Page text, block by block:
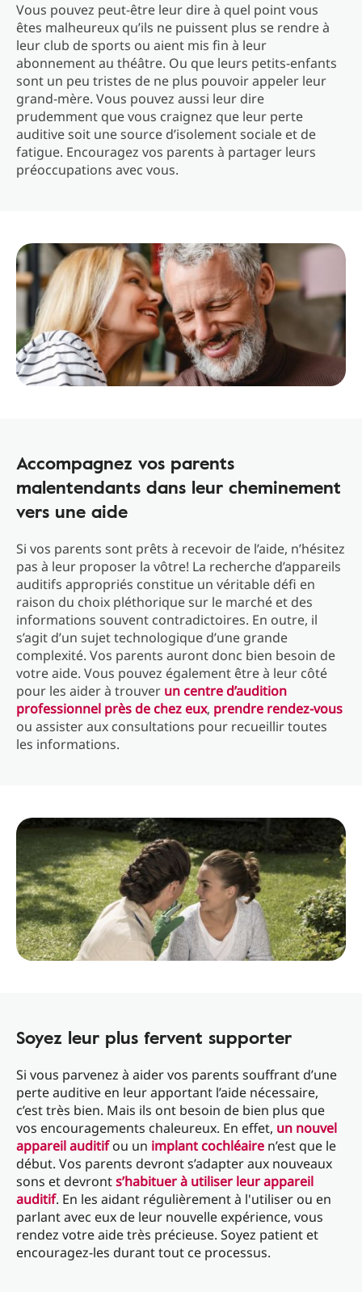
Vous pouvez peut-être leur dire à quel point vous
êtes malheureux qu’ils ne puissent plus se rendre à
leur club de sports ou aient mis fin à leur
abonnement au théâtre. Ou que leurs petits-enfants
sont un peu tristes de ne plus pouvoir appeler leur
grand-mère. Vous pouvez aussi leur dire
prudemment que vous craignez que leur perte
auditive soit une source d’isolement sociale et de
fatigue. Encouragez vos parents à partager leurs
préoccupations avec vous.
Accompagnez vos parents
malentendants dans leur cheminement
vers une aide
Si vos parents sont prêts à recevoir de l’aide, n’hésitez
pas à leur proposer la vôtre! La recherche d’appareils
auditifs appropriés constitue un véritable défi en
raison du choix pléthorique sur le marché et des
informations souvent contradictoires. En outre, il
s’agit d’un sujet technologique d’une grande
complexité. Vos parents auront donc bien besoin de
votre aide. Vous pouvez également être à leur côté
pour les aider à trouver un centre d’audition
professionnel près de chez eux, prendre rendez-vous
ou assister aux consultations pour recueillir toutes
les informations.
Soyez leur plus fervent supporter
Si vous parvenez à aider vos parents souffrant d’une
perte auditive en leur apportant l’aide nécessaire,
c’est très bien. Mais ils ont besoin de bien plus que
vos encouragements chaleureux. En effet, un nouvel
appareil auditifou un implant cochléaire n’est que le
début. Vos parents devront s’adapter aux nouveaux
sons et devronts’habituer à utiliser leur appareil
auditif. En les aidant régulièrement à l'utiliser ou en
parlant avec eux de leur nouvelle expérience, vous
rendez votre aide très précieuse. Soyez patient et
encouragez-les durant tout ce processus.